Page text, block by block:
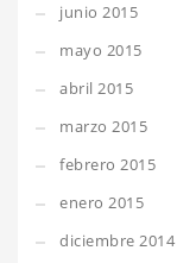
junio 2015
mayo 2015
abril 2015
marzo 2015
febrero 2015
enero 2015
diciembre 2014